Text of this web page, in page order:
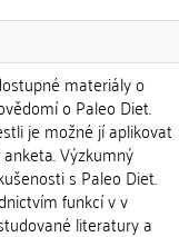
materiály o
o Paleo Diet.
je možné jí aplikovat
Výzkumný
s Paleo Diet.
funkcí v v
literatury a